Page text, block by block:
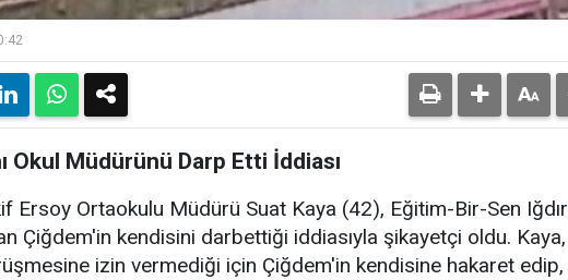
Okul Müdürünü Darp Etti İddiası
Ersoy Ortaokulu Müdürü Suat Kaya (42), Eğitim-Bir-Sen Iğdır
Çiğdem'in kendisini darbettiği iddiasıyla şikayetçi oldu. Kaya,
izin vermediği için Çiğdem'in kendisine hakaret edip,